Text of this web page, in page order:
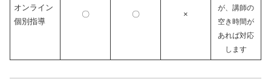
オンライン
個別指導
〇 〇 ×
が、講師の
空き時間が
あれば対応
します